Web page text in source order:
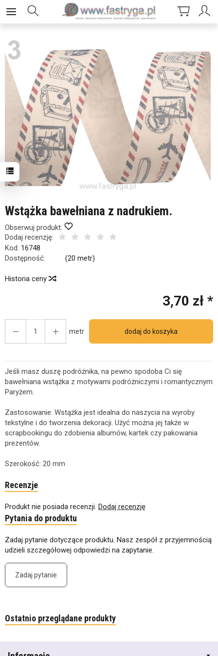
Wstążka bawełniana z nadrukiem.
Obserwuj produkt:
Dodaj recenzję:
Kod: 16748
Dostępność:
(20 metr)
Historia ceny
3,70 zł *
metr dodaj do koszyka
Jeśli masz duszę podróżnika, na pewno spodoba Ci się
bawełniana wstążka z motywami podróżniczymi i romantycznym
Paryżem.
Zastosowanie: Wstążka jest idealna do naszycia na wyroby
tekstylne i do tworzenia dekoracji. Użyć można jej także w
scrapbookingu do zdobienia albumów, kartek czy pakowania
prezentów.
Szerokość: 20 mm
Recenzje
Produkt nie posiada recenzji. Dodaj recenzję
Pytania do produktu
Zadaj pytanie dotyczące produktu. Nasz zespół z przyjemnością
udzieli szczegółowej odpowiedzi na zapytanie.
Zadaj pytanie
Ostatnio przeglądane produkty